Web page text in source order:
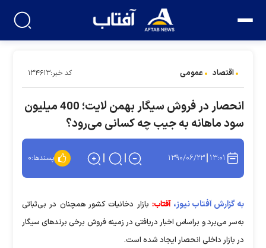
اقتصاد عمومی کد خبر:۱۳۴۶۱۳
انحصار در فروش سیگار بهمن لایت؛ 400 میلیون
سود ماهانه به جیب چه کسانی می‌رود؟
۱۳:۰۱ ۱۳۹۰/۰۶/۲۳ پسندها:۰
به گزارش آفتاب نیوز، آفتاب: بازار دخانیات کشور همچنان در بی‌ثباتی
به‌سر می‌برد و براساس اخبار دریافتی در زمینه فروش برخی برندهای سیگار
در بازار داخلی انحصار ایجاد شده است.